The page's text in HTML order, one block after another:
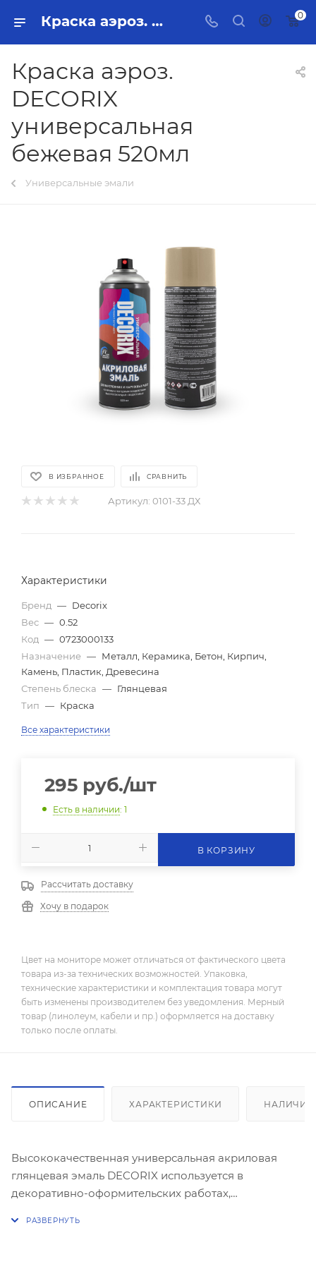
Краска аэроз. DECORIX универсальная бежевая 520мл Тольятти - купить в интернет-магазине, каталог с ценами и характеристиками 0
Краска аэроз.
DECORIX
универсальная
бежевая 520мл
Универсальные эмали
В ИЗБРАННОЕ СРАВНИТЬ
Артикул: 0101-33 ДХ
Характеристики
Бренд — Decorix
Вес — 0.52
Код — 0723000133
Назначение — Металл, Керамика, Бетон, Кирпич,
Камень, Пластик, Древесина
Степень блеска — Глянцевая
Тип — Краска
Все характеристики
295 руб./шт
Есть в наличии: 1
В КОРЗИНУ
Рассчитать доставку
Хочу в подарок
Цвет на мониторе может отличаться от фактического цвета
товара из-за технических возможностей. Упаковка,
технические характеристики и комплектация товара могут
быть изменены производителем без уведомления. Мерный
товар (линолеум, кабели и пр.) оформляется на доставку
только после оплаты.
ОПИСАНИЕ ХАРАКТЕРИСТИКИ НАЛИЧИЕ
Высококачественная универсальная акриловая
глянцевая эмаль DECORIX используется в
декоративно-оформительских работах,